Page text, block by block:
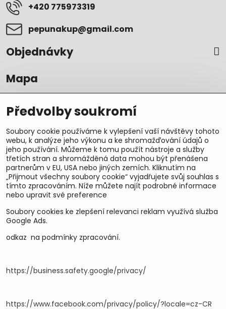
+420 775973319
pepunakup​@gmail​.com
Objednávky
Mapa
U&M parts s.r.o.
U Zastávky 150, Horní Staré Město
DIČ CZ25930184
Předvolby soukromí
Soubory cookie používáme k vylepšení vaší návštěvy tohoto
webu, k analýze jeho výkonu a ke shromažďování údajů o
jeho používání. Můžeme k tomu použít nástroje a služby
třetích stran a shromážděná data mohou být přenášena
partnerům v EU, USA nebo jiných zemích. Kliknutím na
„Přijmout všechny soubory cookie“ vyjadřujete svůj souhlas s
tímto zpracováním. Níže můžete najít podrobné informace
nebo upravit své preference
Soubory cookies ke zlepšení relevanci reklam využívá služba
Google Ads.
odkaz na podmínky zpracování.
https://business.safety.google/privacy/
https://www.facebook.com/privacy/policy/?locale=cz-CR